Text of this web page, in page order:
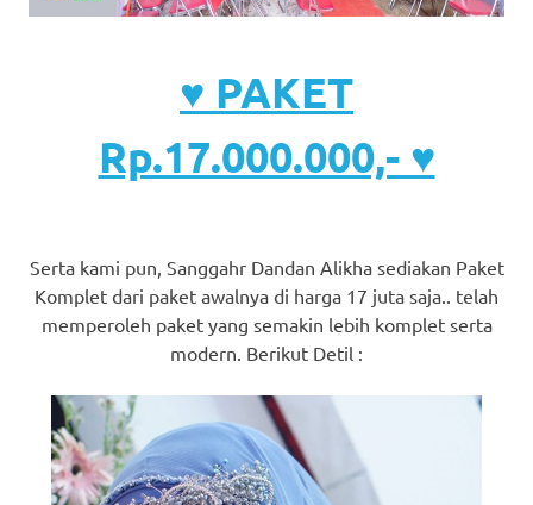
♥ PAKET
Rp.17.000.000,- ♥
Serta kami pun, Sanggahr Dandan Alikha sediakan Paket
Komplet dari paket awalnya di harga 17 juta saja.. telah
memperoleh paket yang semakin lebih komplet serta
modern. Berikut Detil :